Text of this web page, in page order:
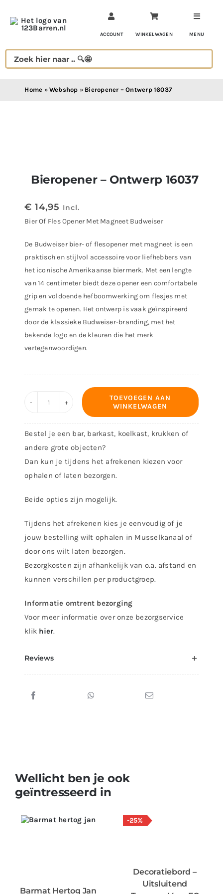
naar
ACCOUNT WINKELWAGEN MENU
Home » Webshop » Bieropener – Ontwerp 16037
Bieropener – Ontwerp 16037
€ 14,95 Incl.
Bier Of Fles Opener Met Magneet Budweiser
De Budweiser bier- of flesopener met magneet is een
praktisch en stijlvol accessoire voor liefhebbers van
het iconische Amerikaanse biermerk. Met een lengte
van 14 centimeter biedt deze opener een comfortabele
grip en voldoende hefboomwerking om flesjes met
gemak te openen. Het ontwerp is vaak geïnspireerd
door de klassieke Budweiser-branding, met het
bekende logo en de kleuren die het merk
vertegenwoordigen.
Bieropener
Ontwerp
16037
aantal
TOEVOEGEN AAN
WINKELWAGEN
Bestel je een bar, barkast, koelkast, krukken of
andere grote objecten?
Dan kun je tijdens het afrekenen kiezen voor
ophalen of laten bezorgen.
Beide opties zijn mogelijk.
Tijdens het afrekenen kies je eenvoudig of je
jouw bestelling wilt ophalen in Musselkanaal of
door ons wilt laten bezorgen.
Bezorgkosten zijn afhankelijk van o.a. afstand en
kunnen verschillen per productgroep.
Informatie omtrent bezorging
Voor meer informatie over onze bezorgservice
klik hier.
Reviews
Wellicht ben je ook
geïntresseerd in
Barmat Hertog Jan
-25%
Decoratiebord –
Uitsluitend